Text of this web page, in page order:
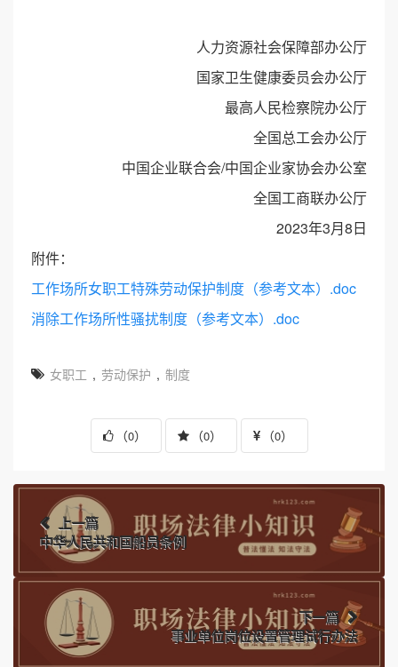
人力资源社会保障部办公厅
国家卫生健康委员会办公厅
最高人民检察院办公厅
全国总工会办公厅
中国企业联合会/中国企业家协会办公室
全国工商联办公厅
2023年3月8日
附件：
工作场所女职工特殊劳动保护制度（参考文本）.doc
消除工作场所性骚扰制度（参考文本）.doc
女职工 , 劳动保护 , 制度
（0） （0） （0）
上一篇
中华人民共和国船员条例
下一篇
事业单位岗位设置管理试行办法